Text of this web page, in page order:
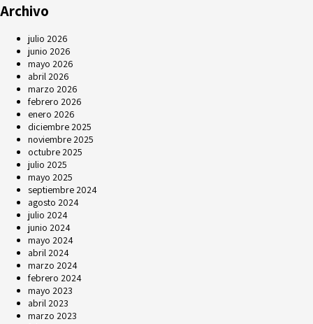
Archivo
julio 2026
junio 2026
mayo 2026
abril 2026
marzo 2026
febrero 2026
enero 2026
diciembre 2025
noviembre 2025
octubre 2025
julio 2025
mayo 2025
septiembre 2024
agosto 2024
julio 2024
junio 2024
mayo 2024
abril 2024
marzo 2024
febrero 2024
mayo 2023
abril 2023
marzo 2023